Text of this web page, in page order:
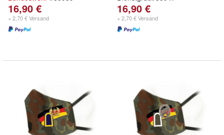
16,90 €
+ 2,70 € Versand
16,90 €
+ 2,70 € Versand